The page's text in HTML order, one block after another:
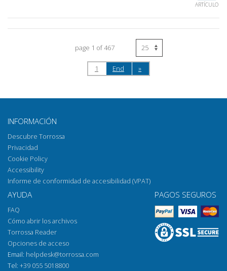
ARTÍCULO
page 1 of 467
1 End »
INFORMACIÓN
Descubre Torrossa
Privacidad
Cookie Policy
Accessibility
Informe de conformidad de accesibilidad (VPAT)
AYUDA
FAQ
Cómo abrir los archivos
Torrossa Reader
Opciones de acceso
Email: helpdesk@torrossa.com
Tel: +39 055 5018800
PAGOS SEGUROS